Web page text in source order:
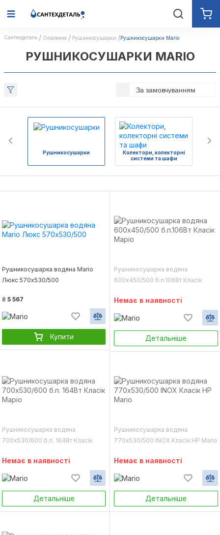
Сантехдеталь Опалення Рушникосушарки Рушникосушарки Mario
РУШНИКОСУШАРКИ MARIO
За замовчуванням
Рушникосушарки
Колектори, колекторні
системи та шафи
Рушникосушарка водяна Mario
Люкс 570х530/500
₴ 5 567
Купити
Рушникосушарка водяна
600х450/500 б.п.106Вт Класік
Немає в наявності
Детальніше
Рушникосушарка водяна
700х530/600 б.п. 164Вт Класік
Немає в наявності
Детальніше
Рушникосушарка водяна
770х530/500 INOX Класік НР Mario
Немає в наявності
Детальніше